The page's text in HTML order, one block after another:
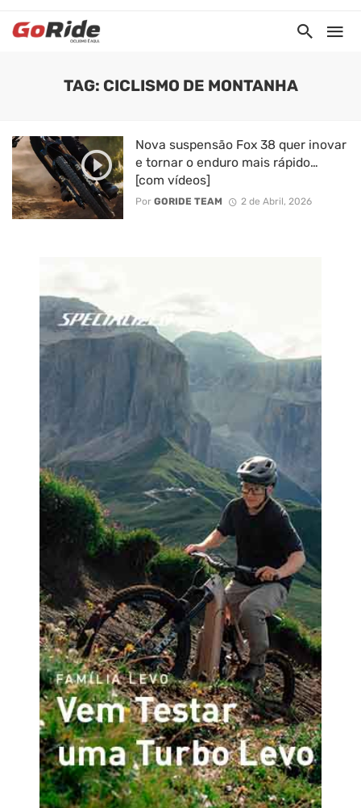
TAG: CICLISMO DE MONTANHA
Nova suspensão Fox 38 quer inovar
e tornar o enduro mais rápido…
[com vídeos]
Por GORIDE TEAM 2 de Abril, 2026